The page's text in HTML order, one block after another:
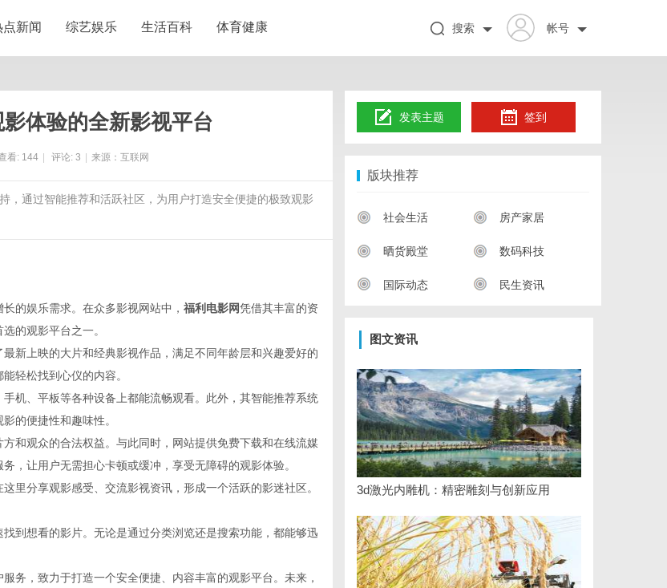
点新闻 综艺娱乐 生活百科 体育健康 帐号
搜索
体验的全新影视平台
看: 144 评论: 3 来源：互联网
，通过智能推荐和活跃社区，为用户打造安全便捷的极致观影
的娱乐需求。在众多影视网站中， 福利电影网凭借其丰富的资
的观影平台之一。
新上映的大片和经典影视作品，满足不同年龄层和兴趣爱好的
轻松找到心仪的内容。
机、平板等各种设备上都能流畅观看。此外，其智能推荐系统
的便捷性和趣味性。
和观众的合法权益。与此同时，网站提供免费下载和在线流媒
，让用户无需担心卡顿或缓冲，享受无障碍的观影体验。
里分享观影感受、交流影视资讯，形成一个活跃的影迷社区。
到想看的影片。无论是通过分类浏览还是搜索功能，都能够迅
务，致力于打造一个安全便捷、内容丰富的观影平台。未来，
发表主题 签到
版块推荐
社会生活 房产家居
晒货殿堂 数码科技
国际动态 民生资讯
图文资讯
3d激光内雕机：精密雕刻与创新应用